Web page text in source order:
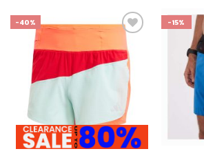
-40%
เก็บ
ใน
สินค้า
ที่ชอบ
-15%